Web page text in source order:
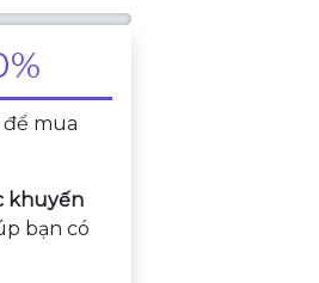
để mua
khuyến
bạn có